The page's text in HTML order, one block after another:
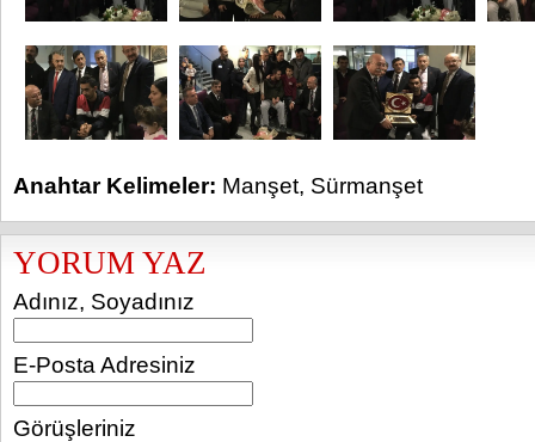
Anahtar Kelimeler: Manşet, Sürmanşet
YORUM YAZ
Adınız, Soyadınız
E-Posta Adresiniz
Görüşleriniz